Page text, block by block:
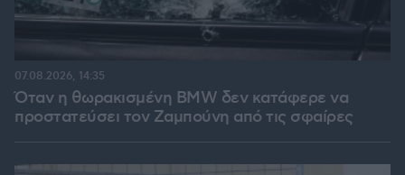
Όταν η θωρακισμένη BMW δεν κατάφερε να
προστατεύσει τον Ζαμπούνη από τις σφαίρες
07.08.2026, 14:35